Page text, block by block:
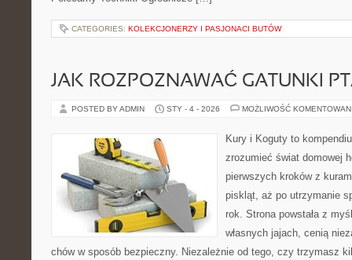
CATEGORIES: KOLEKCJONERZY I PASJONACI BUTÓW
JAK ROZPOZNAWAĆ GATUNKI
POSTED BY ADMIN STY - 4 - 2026 MOŻLIWOŚĆ
Kury i Koguty to
zrozumieć świat domowej
pierwszych kroków z
piskląt, aż po utrzymanie
rok. Strona powstała z
własnych jajach, cenią
chów w sposób bezpieczny. Niezależnie od tego, czy trzymasz